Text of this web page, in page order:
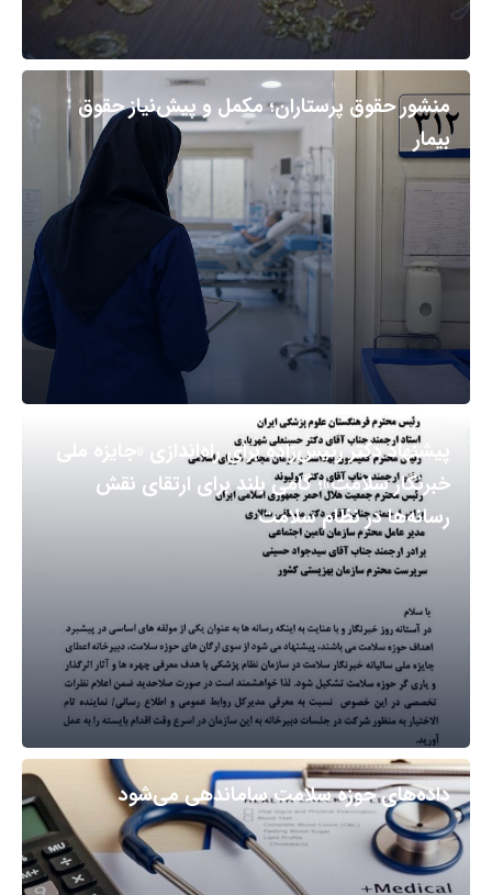
منشور حقوق پرستاران؛ مکمل و پیش‌نیاز حقوق
بیمار
پیشنهاد دکتر رئیس‌زاده برای راه‌اندازی «جایزه ملی
خبرنگار سلامت»؛ گامی بلند برای ارتقای نقش
رسانه‌ها در نظام سلامت
داده‌های حوزه سلامت ساماندهی می‌شود